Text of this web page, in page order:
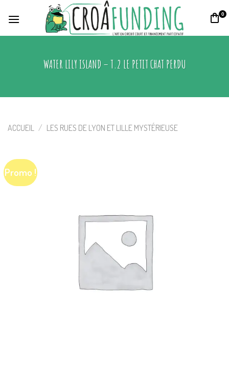
0
WATER LILY ISLAND – T.2 LE PETIT CHAT PERDU
ACCUEIL / LES RUES DE LYON ET LILLE MYSTÉRIEUSE
Promo !